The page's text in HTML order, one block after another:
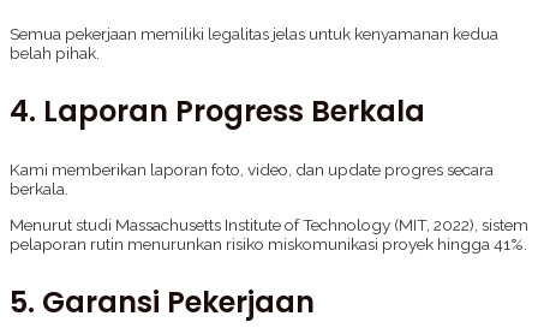
Semua pekerjaan memiliki legalitas jelas untuk kenyamanan kedua
belah pihak.
4. Laporan Progress Berkala
Kami memberikan laporan foto, video, dan update progres secara
berkala.
Menurut studi Massachusetts Institute of Technology (MIT, 2022), sistem
pelaporan rutin menurunkan risiko miskomunikasi proyek hingga 41%.
5. Garansi Pekerjaan